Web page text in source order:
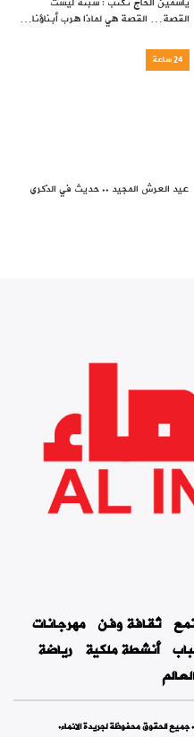
القصة… القصة هي لماذا هرب أبناؤنا…
24 ساعة
عيد العرش المجيد .. حديث في الذكرى
ثقافة وفن مهرجانات
أنشطة ملكية رياضة